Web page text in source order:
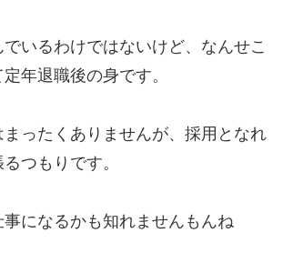
いるわけではないけど、なんせこ
年退職後の身です。
ったくありませんが、採用となれ
つもりです。
事になるかも知れませんもんね